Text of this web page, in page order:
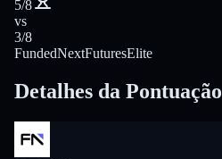
5/8
vs
3/8
FundedNextFuturesElite
Detalhes da Pontuação